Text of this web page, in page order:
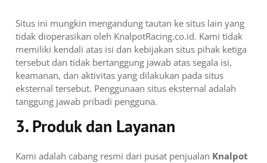
Situs ini mungkin mengandung tautan ke situs lain yang
tidak dioperasikan oleh KnalpotRacing.co.id. Kami tidak
memiliki kendali atas isi dan kebijakan situs pihak ketiga
tersebut dan tidak bertanggung jawab atas segala isi,
keamanan, dan aktivitas yang dilakukan pada situs
eksternal tersebut. Penggunaan situs eksternal adalah
tanggung jawab pribadi pengguna.
3. Produk dan Layanan
Kami adalah cabang resmi dari pusat penjualan Knalpot